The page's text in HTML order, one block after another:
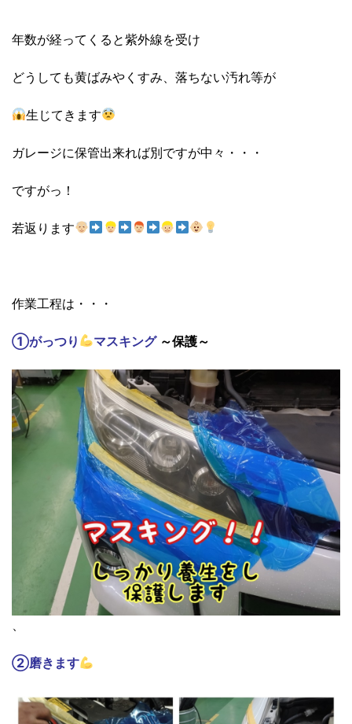
年数が経ってくると紫外線を受け
どうしても黄ばみやくすみ、落ちない汚れ等が
生じてきます
ガレージに保管出来れば別ですが中々・・・
ですがっ！
若返ります
作業工程は・・・
①がっつり マスキング ～保護～
、
②磨きます